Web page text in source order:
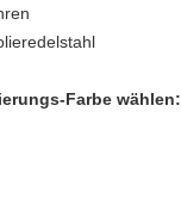
Farbe wählen: